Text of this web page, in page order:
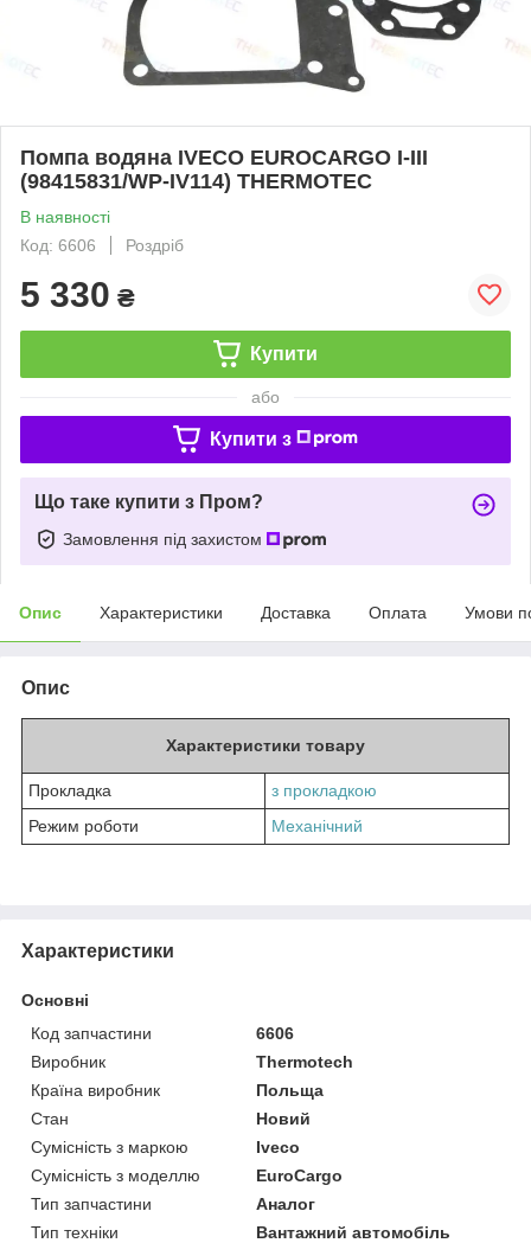
Помпа водяна IVECO EUROCARGO I-III
(98415831/WP-IV114) THERMOTEC
В наявності
Код: 6606
Роздріб
5 330 ₴
Купити
або
Купити з
Що таке купити з Пром?
Замовлення під захистом
Опис Характеристики Доставка Оплата Умови
Опис
Характеристики товару
Прокладка
з прокладкою
Режим роботи
Механічний
Характеристики
Основні
Код запчастини
6606
Виробник
Thermotech
Країна виробник
Польща
Стан
Новий
Сумісність з маркою
Iveco
Сумісність з моделлю
EuroCargo
Тип запчастини
Аналог
Тип техніки
Вантажний автомобіль